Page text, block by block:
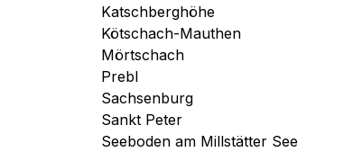
Katschberghöhe
Kötschach-Mauthen
Mörtschach
Prebl
Sachsenburg
Sankt Peter
Seeboden am Millstätter See